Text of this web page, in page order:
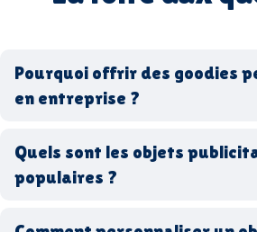
Pourquoi offrir des goodies
en entreprise ?
Quels sont les objets
populaires ?